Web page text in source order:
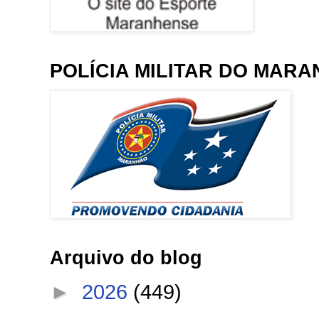
POLÍCIA MILITAR DO
Arquivo do blog
► 2026 (449)